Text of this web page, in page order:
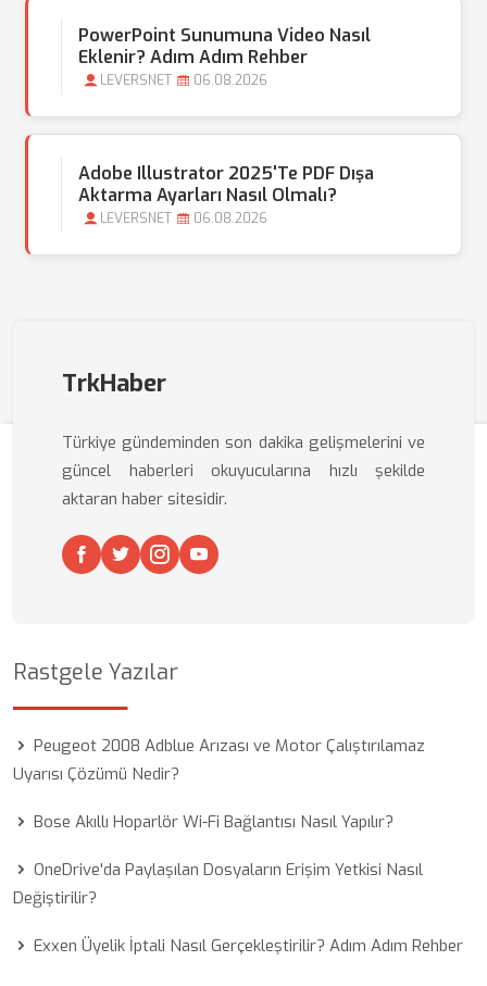
PowerPoint Sunumuna Video Nasıl
Eklenir? Adım Adım Rehber
LEVERSNET 06.08.2026
Adobe Illustrator 2025'te PDF Dışa
Aktarma Ayarları Nasıl Olmalı?
LEVERSNET 06.08.2026
TrkHaber
Türkiye gündeminden son dakika gelişmelerini ve
güncel haberleri okuyucularına hızlı şekilde
aktaran haber sitesidir.
Rastgele Yazılar
Peugeot 2008 Adblue Arızası ve Motor Çalıştırılamaz
Uyarısı Çözümü Nedir?
Bose Akıllı Hoparlör Wi-Fi Bağlantısı Nasıl Yapılır?
OneDrive'da Paylaşılan Dosyaların Erişim Yetkisi Nasıl
Değiştirilir?
Exxen Üyelik İptali Nasıl Gerçekleştirilir? Adım Adım Rehber